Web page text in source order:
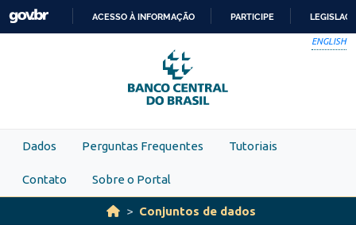
Skip to main content
PARA
O
CONTEÚDO
ACESSO À INFORMAÇÃO PARTICIPE
ENGLISH
Dados Perguntas Frequentes Tutoriais
Contato Sobre o Portal
Conjuntos de dados